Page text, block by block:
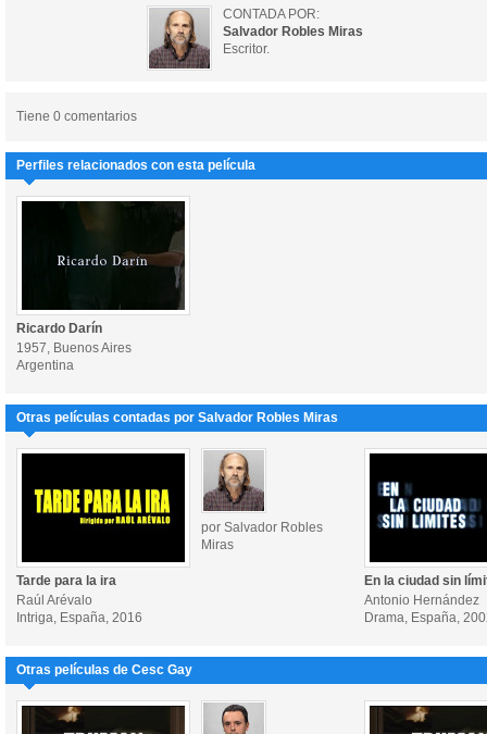
CONTADA POR:
Salvador Robles Miras
Escritor.
Tiene 0 comentarios
Perfiles relacionados con esta película
Ricardo Darín
1957, Buenos Aires
Argentina
Otras películas contadas por Salvador Robles Miras
por Salvador Robles
Miras
Tarde para la ira
Raúl Arévalo
Intriga, España, 2016
En la ciudad sin
Antonio Hernández
Drama, España,
Otras películas de Cesc Gay